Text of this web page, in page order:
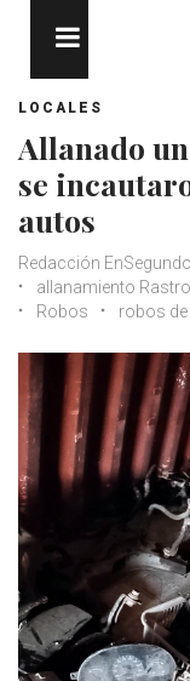
LOCALES
Allanado
se
autos
Redacción
allanamiento Rastro
Robos
robos